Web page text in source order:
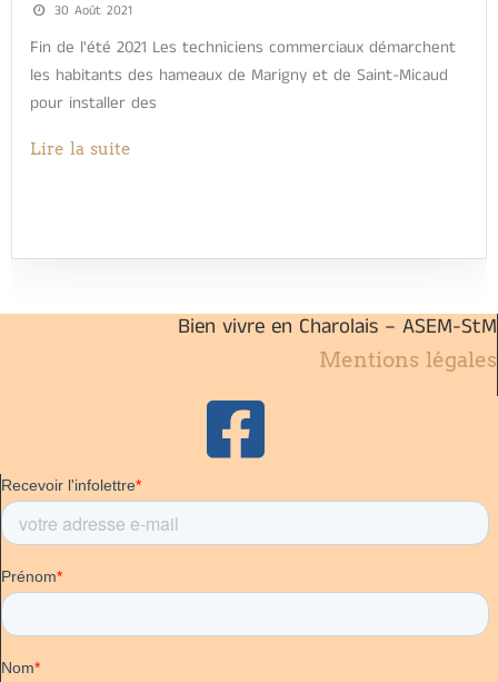
30 Août 2021
Fin de l'été 2021 Les techniciens commerciaux démarchent
les habitants des hameaux de Marigny et de Saint-Micaud
pour installer des
Lire la suite
Bien vivre en Charolais – ASEM-StM
Mentions légales